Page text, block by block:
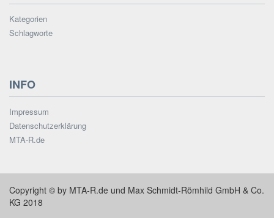
Kategorien
Schlagworte
INFO
Impressum
Datenschutzerklärung
MTA-R.de
Copyright © by MTA-R.de und Max Schmidt-Römhild GmbH & Co.
KG 2018